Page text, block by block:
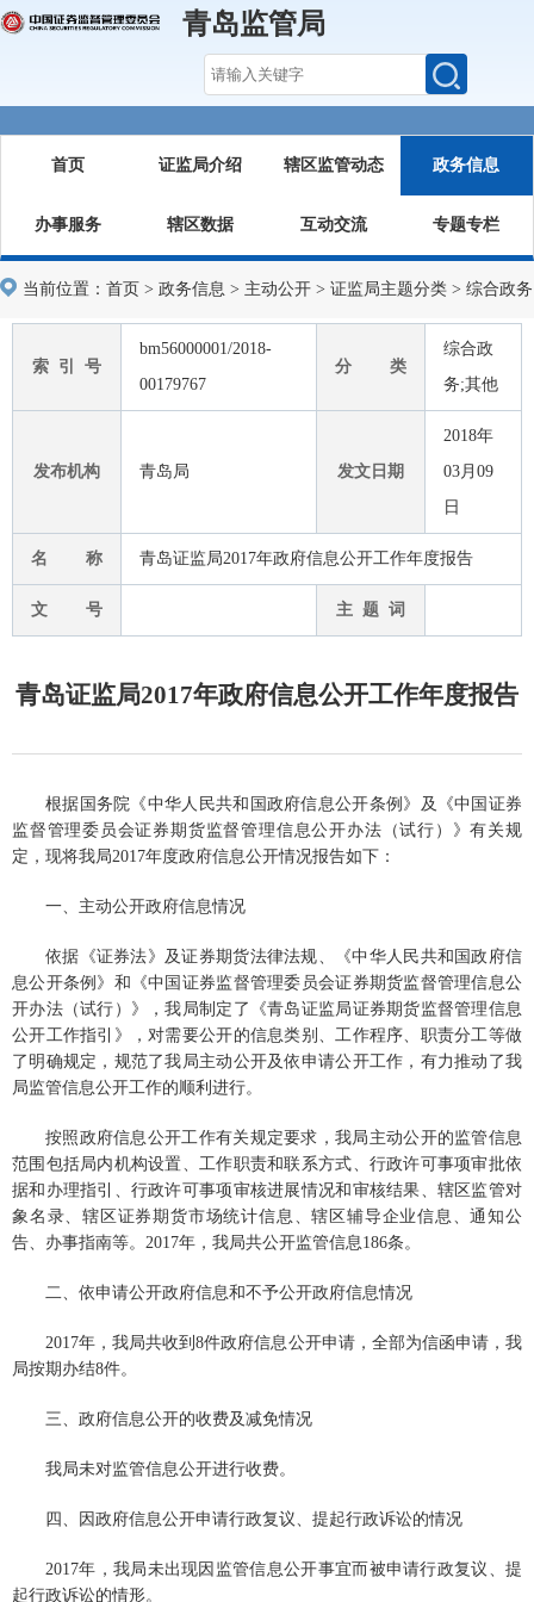
青岛监管局
首页 证监局介绍 辖区监管动态 政务信息
办事服务 辖区数据 互动交流 专题专栏
当前位置： 首页 > 政务信息 > 主动公开 > 证监局主题分类 > 综合政务
索 引 号
bm56000001/2018-
00179767
分 类
综合政
务;其他
发布机构 青岛局 发文日期
2018年
03月09
日
名 称 青岛证监局2017年政府信息公开工作年度报告
文 号 主 题 词
青岛证监局2017年政府信息公开工作年度报告
根据国务院《中华人民共和国政府信息公开条例》及《中国证券
监督管理委员会证券期货监督管理信息公开办法（试行）》有关规
定，现将我局2017年度政府信息公开情况报告如下：
一、主动公开政府信息情况
依据《证券法》及证券期货法律法规、《中华人民共和国政府信
息公开条例》和《中国证券监督管理委员会证券期货监督管理信息公
开办法（试行）》，我局制定了《青岛证监局证券期货监督管理信息
公开工作指引》，对需要公开的信息类别、工作程序、职责分工等做
了明确规定，规范了我局主动公开及依申请公开工作，有力推动了我
局监管信息公开工作的顺利进行。
按照政府信息公开工作有关规定要求，我局主动公开的监管信息
范围包括局内机构设置、工作职责和联系方式、行政许可事项审批依
据和办理指引、行政许可事项审核进展情况和审核结果、辖区监管对
象名录、辖区证券期货市场统计信息、辖区辅导企业信息、通知公
告、办事指南等。2017年，我局共公开监管信息186条。
二、依申请公开政府信息和不予公开政府信息情况
2017年，我局共收到8件政府信息公开申请，全部为信函申请，我
局按期办结8件。
三、政府信息公开的收费及减免情况
我局未对监管信息公开进行收费。
四、因政府信息公开申请行政复议、提起行政诉讼的情况
2017年，我局未出现因监管信息公开事宜而被申请行政复议、提
起行政诉讼的情形。